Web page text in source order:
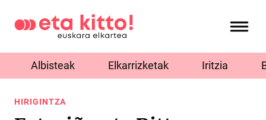
Albisteak Elkarrizketak Iritzia
HIRIGINTZA